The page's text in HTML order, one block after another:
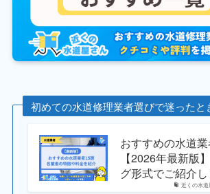
初めての水道修理業者選びで迷ったと
近くの水道
おすすめの水道
【2026年最新版
グ形式でご紹介し